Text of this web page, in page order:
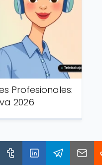
Profesionales:
2026